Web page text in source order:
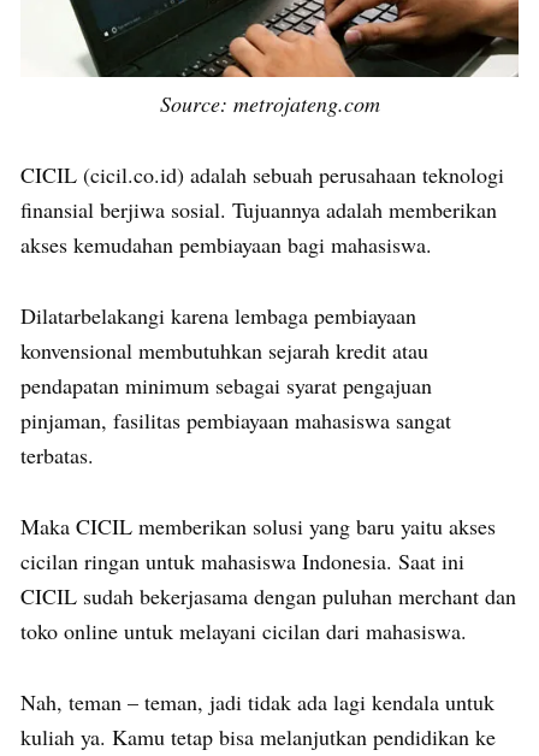
Source: metrojateng.com
CICIL (cicil.co.id) adalah sebuah perusahaan teknologi
finansial berjiwa sosial. Tujuannya adalah memberikan
akses kemudahan pembiayaan bagi mahasiswa.
Dilatarbelakangi karena lembaga pembiayaan
konvensional membutuhkan sejarah kredit atau
pendapatan minimum sebagai syarat pengajuan
pinjaman, fasilitas pembiayaan mahasiswa sangat
terbatas.
Maka CICIL memberikan solusi yang baru yaitu akses
cicilan ringan untuk mahasiswa Indonesia. Saat ini
CICIL sudah bekerjasama dengan puluhan merchant dan
toko online untuk melayani cicilan dari mahasiswa.
Nah, teman – teman, jadi tidak ada lagi kendala untuk
kuliah ya. Kamu tetap bisa melanjutkan pendidikan ke